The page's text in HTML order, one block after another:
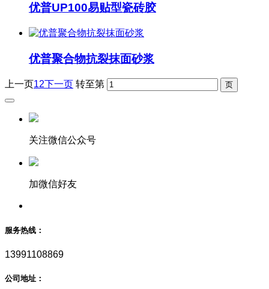
优普UP100易贴型瓷砖胶
优普聚合物抗裂抹面砂浆
上一页12下一页 转至第
关注微信公众号
加微信好友
服务热线：
13991108869
公司地址：